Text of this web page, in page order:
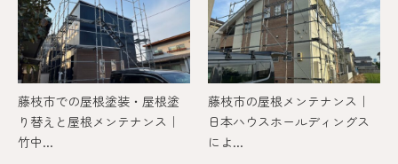
藤枝市での屋根塗装・屋根塗
り替えと屋根メンテナンス｜
竹中...
藤枝市の屋根メンテナンス｜
日本ハウスホールディングス
によ...